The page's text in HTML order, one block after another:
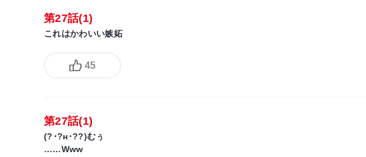
第27話(1)
これはかわいい嫉妬
45
第27話(1)
(?･?н･??)むぅ
……Www